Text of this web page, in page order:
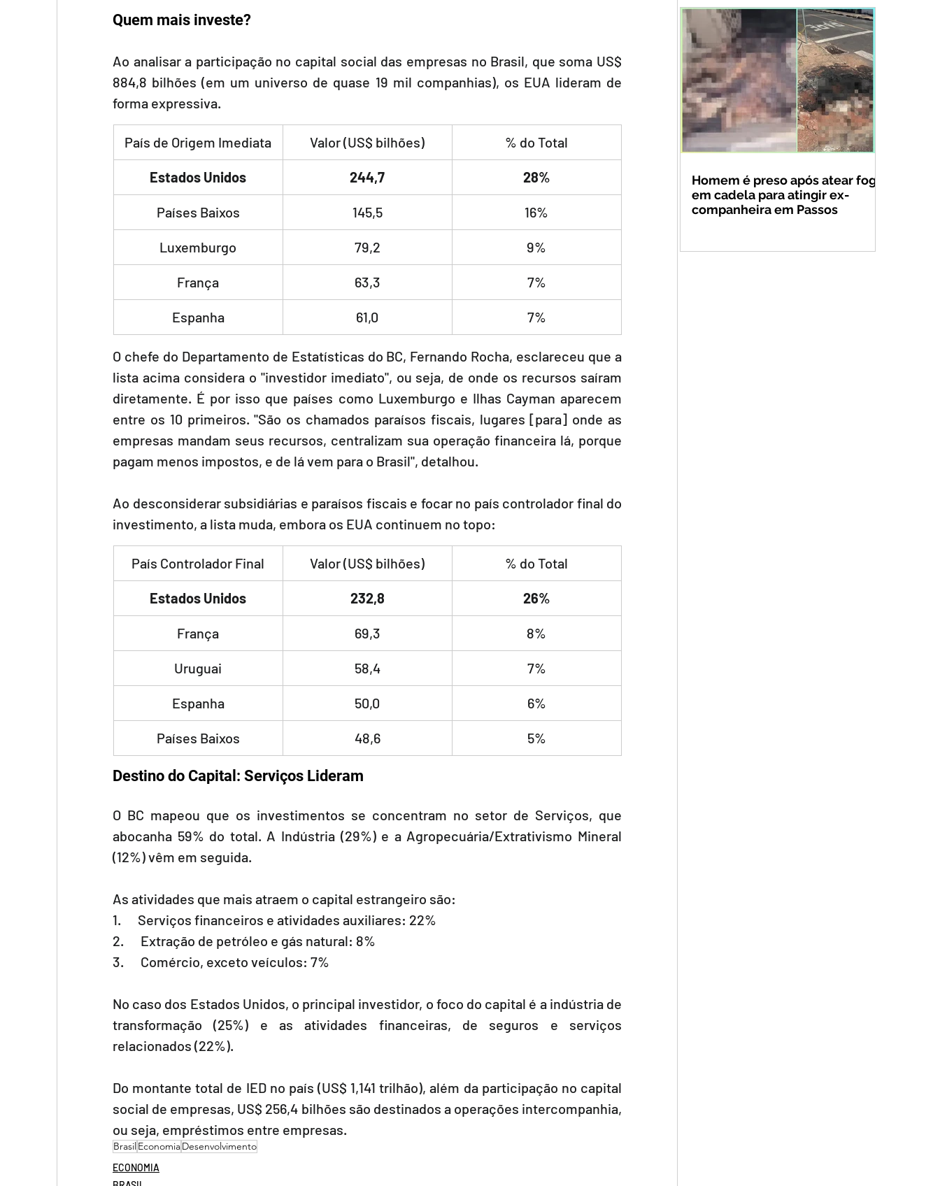
Quem mais investe?
Ao analisar a participação no capital social das empresas no Brasil, que soma US$
884,8 bilhões (em um universo de quase 19 mil companhias), os EUA lideram de
forma expressiva.
País de Origem Imediata Valor (US$ bilhões) % do Total
Estados Unidos 244,7 28%
Países Baixos 145,5 16%
Luxemburgo 79,2 9%
França 63,3 7%
Espanha 61,0 7%
O chefe do Departamento de Estatísticas do BC, Fernando Rocha, esclareceu que a
lista acima considera o "investidor imediato", ou seja, de onde os recursos saíram
diretamente. É por isso que países como Luxemburgo e Ilhas Cayman aparecem
entre os 10 primeiros. "São os chamados paraísos fiscais, lugares [para] onde as
empresas mandam seus recursos, centralizam sua operação financeira lá, porque
pagam menos impostos, e de lá vem para o Brasil", detalhou.
Ao desconsiderar subsidiárias e paraísos fiscais e focar no país controlador final do
investimento, a lista muda, embora os EUA continuem no topo:
País Controlador Final Valor (US$ bilhões) % do Total
Estados Unidos 232,8 26%
França 69,3 8%
Uruguai 58,4 7%
Espanha 50,0 6%
Países Baixos 48,6 5%
Destino do Capital: Serviços Lideram
O BC mapeou que os investimentos se concentram no setor de Serviços, que
abocanha 59% do total. A Indústria (29%) e a Agropecuária/Extrativismo Mineral
(12%) vêm em seguida.
As atividades que mais atraem o capital estrangeiro são:
1.      Serviços financeiros e atividades auxiliares: 22%
2.      Extração de petróleo e gás natural: 8%
3.      Comércio, exceto veículos: 7%
No caso dos Estados Unidos, o principal investidor, o foco do capital é a indústria de
transformação (25%) e as atividades financeiras, de seguros e serviços
relacionados (22%).
Do montante total de IED no país (US$ 1,141 trilhão), além da participação no capital
social de empresas, US$ 256,4 bilhões são destinados a operações intercompanhia,
ou seja, empréstimos entre empresas.
BrasilEconomiaDesenvolvimento
ECONOMIA
Homem é preso após atear fogo
em cadela para atingir ex-
companheira em Passos